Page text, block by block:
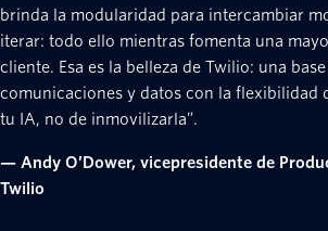
brinda la modularidad para intercambiar
iterar: todo ello mientras fomenta una
cliente. Esa es la belleza de Twilio: una
comunicaciones y datos con la flexibilidad
tu IA, no de inmovilizarla”.
— Andy O’Dower, vicepresidente de
Twilio